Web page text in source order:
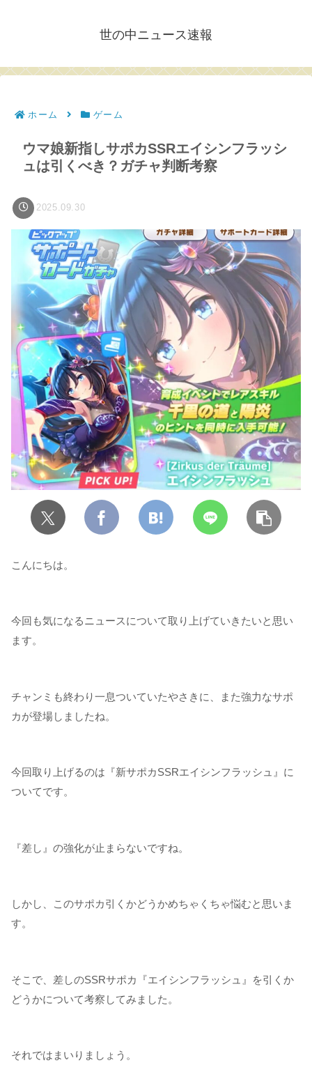
世の中ニュース速報
ホーム ゲーム
ウマ娘新指しサポカSSRエイシンフラッシ
ュは引くべき？ガチャ判断考察
2025.09.30
こんにちは。
今回も気になるニュースについて取り上げていきたいと思い
ます。
チャンミも終わり一息ついていたやさきに、また強力なサポ
カが登場しましたね。
今回取り上げるのは『新サポカSSRエイシンフラッシュ』に
ついてです。
『差し』の強化が止まらないですね。
しかし、このサポカ引くかどうかめちゃくちゃ悩むと思いま
す。
そこで、差しのSSRサポカ『エイシンフラッシュ』を引くか
どうかについて考察してみました。
それではまいりましょう。